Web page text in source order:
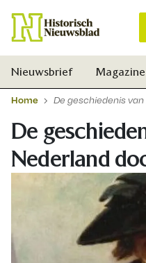
Nieuwsbrief Magazine
Home De geschiedenis
De
Nederland